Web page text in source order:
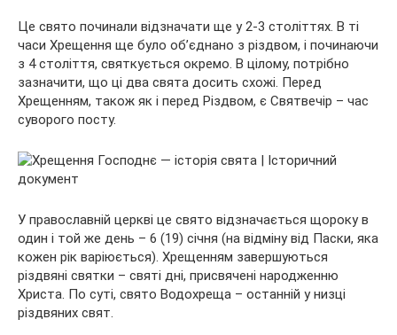
Це свято починали відзначати ще у 2-3 століттях. В ті
часи Хрещення ще було об’єднано з різдвом, і починаючи
з 4 століття, святкується окремо. В цілому, потрібно
зазначити, що ці два свята досить схожі. Перед
Хрещенням, також як і перед Різдвом, є Святвечір – час
суворого посту.
У православній церкві це свято відзначається щороку в
один і той же день – 6 (19) січня (на відміну від Паски, яка
кожен рік варіюється). Хрещенням завершуються
різдвяні святки – святі дні, присвячені народженню
Христа. По суті, свято Водохреща – останній у низці
різдвяних свят.